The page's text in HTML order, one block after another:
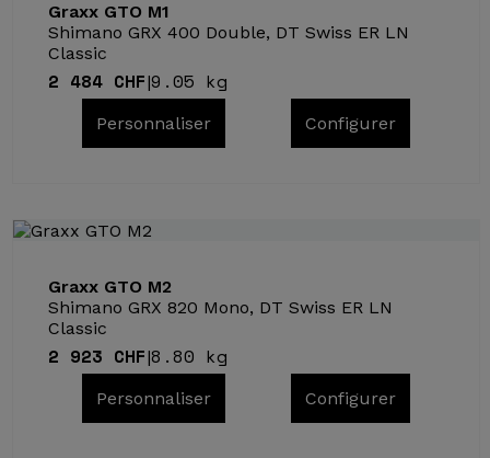
Graxx GTO M1
Shimano GRX 400 Double, DT Swiss ER LN
Classic
2 484 CHF|9.05 kg
Personnaliser Configurer
Graxx GTO M2
Shimano GRX 820 Mono, DT Swiss ER LN
Classic
2 923 CHF|8.80 kg
Personnaliser Configurer